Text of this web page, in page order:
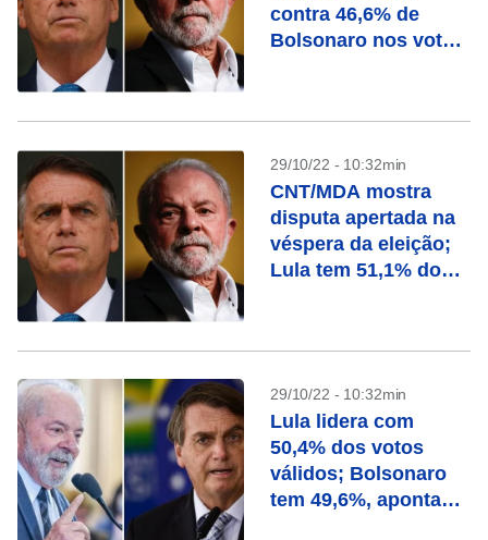
contra 46,6% de
Bolsonaro nos votos
29/10/22 - 10:32min
CNT/MDA mostra
disputa apertada na
véspera da eleição;
Lula tem 51,1% dos
29/10/22 - 10:32min
Lula lidera com
50,4% dos votos
válidos; Bolsonaro
tem 49,6%, aponta